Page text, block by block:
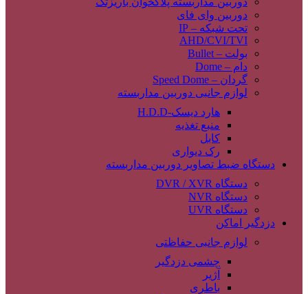
دوربین وای فای
تحت شبکه – IP
AHD/CVI/TVI
بولت – Bullet
دام – Dome
گردان – Speed Dome
لوازم جانبی دوربین مداربسته
هارد دیسک-H.D.D
منبع تغذیه
کابل
رک دیواری
دستگاه ضبط تصاویر دوربین مداربسته
دستگاه DVR / XVR
دستگاه NVR
دستگاه UVR
دزدگیر اماکن
لوازم جانبی حفاظتی
چشمی دزدگیر
آژیر
باطری